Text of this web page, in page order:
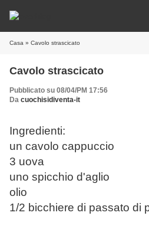
Casa » Cavolo strascicato
Cavolo strascicato
Pubblicato su 08/04/PM 17:56
Da cuochisidiventa-it
Ingredienti:
un cavolo cappuccio
3 uova
uno spicchio d'aglio
olio
1/2 bicchiere di passato di